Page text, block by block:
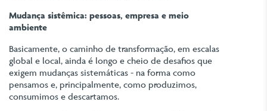
Mudança sistêmica: pessoas, empresa e meio
ambiente
Basicamente, o caminho de transformação, em escalas
global e local, ainda é longo e cheio de desafios que
exigem mudanças sistemáticas - na forma como
pensamos e, principalmente, como produzimos,
consumimos e descartamos.